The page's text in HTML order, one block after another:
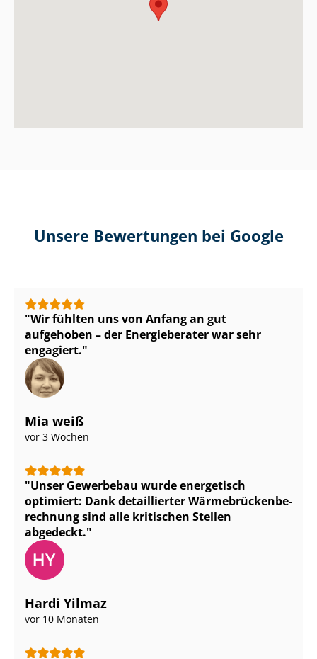
Unsere Bewertungen bei Google
Wir fühlten uns von Anfang an gut
aufgehoben – der Energieberater war sehr
engagiert.
Mia weiß
vor 3 Wochen
Unser Gewerbebau wurde energetisch
optimiert: Dank detaillierter Wär­me­brü­cken­be­
rech­nung sind alle kritischen Stellen
abgedeckt.
Hardi Yilmaz
vor 10 Monaten